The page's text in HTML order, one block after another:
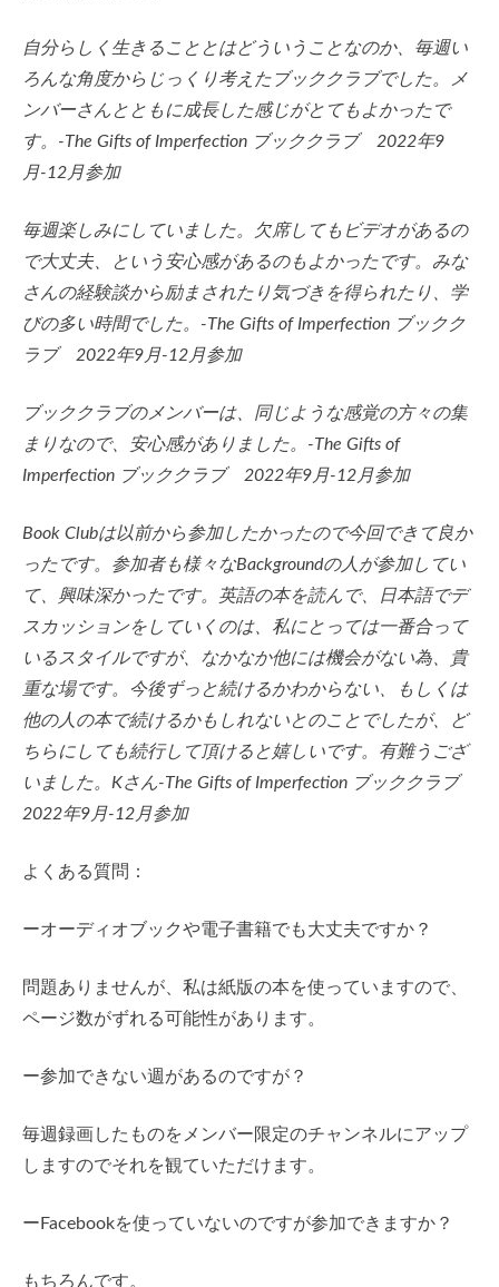
自分らしく生きることとはどういうことなのか、毎週い
ろんな角度からじっくり考えたブッククラブでした。メ
ンバーさんとともに成長した感じがとてもよかったで
す。-The Gifts of Imperfection ブッククラブ 2022年9
月-12月参加
毎週楽しみにしていました。欠席してもビデオがあるの
で大丈夫、という安心感があるのもよかったです。みな
さんの経験談から励まされたり気づきを得られたり、学
びの多い時間でした。-The Gifts of Imperfection ブックク
ラブ 2022年9月-12月参加
ブッククラブのメンバーは、同じような感覚の方々の集
まりなので、安心感がありました。-The Gifts of
Imperfection ブッククラブ 2022年9月-12月参加
Book Clubは以前から参加したかったので今回できて良か
ったです。参加者も様々なBackgroundの人が参加してい
て、興味深かったです。英語の本を読んで、日本語でデ
スカッションをしていくのは、私にとっては一番合って
いるスタイルですが、なかなか他には機会がない為、貴
重な場です。今後ずっと続けるかわからない、もしくは
他の人の本で続けるかもしれないとのことでしたが、ど
ちらにしても続行して頂けると嬉しいです。有難うござ
いました。Kさん-The Gifts of Imperfection ブッククラブ
2022年9月-12月参加
よくある質問：
ーオーディオブックや電子書籍でも大丈夫ですか？
問題ありませんが、私は紙版の本を使っていますので、
ページ数がずれる可能性があります。
ー参加できない週があるのですが？
毎週録画したものをメンバー限定のチャンネルにアップ
しますのでそれを観ていただけます。
ーFacebookを使っていないのですが参加できますか？
もちろんです。